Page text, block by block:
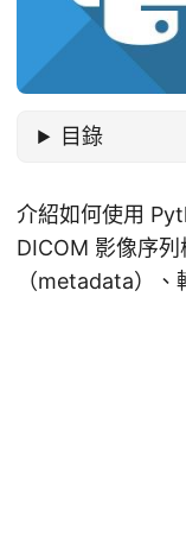
目錄
介紹如何使用
DICOM 影像序
（metadata）、